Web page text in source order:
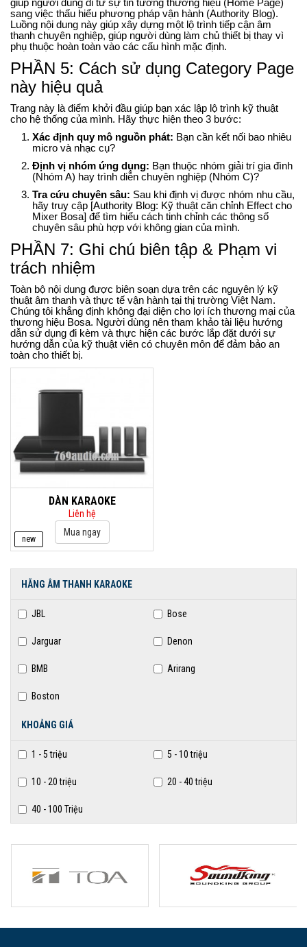
HÃNG ÂM THANH KARAOKE
JBL Bose
Jarguar Denon
BMB Arirang
Boston
KHOẢNG GIÁ
1 - 5 triệu 5 - 10 triệu
10 - 20 triệu 20 - 40 triệu
40 - 100 Triệu
giúp người dùng đi từ sự tin tưởng thương hiệu (Home Page)
sang việc thấu hiểu phương pháp vận hành (Authority Blog).
Luồng nội dung này giúp xây dựng một lộ trình tiếp cận âm
thanh chuyên nghiệp, giúp người dùng làm chủ thiết bị thay vì
phụ thuộc hoàn toàn vào các cấu hình mặc định.
PHẦN 5: Cách sử dụng Category Page
này hiệu quả
Trang này là điểm khởi đầu giúp bạn xác lập lộ trình kỹ thuật
cho hệ thống của mình. Hãy thực hiện theo 3 bước:
Xác định quy mô nguồn phát: Bạn cần kết nối bao nhiêu
micro và nhạc cụ?
Định vị nhóm ứng dụng: Bạn thuộc nhóm giải trí gia đình
(Nhóm A) hay trình diễn chuyên nghiệp (Nhóm C)?
Tra cứu chuyên sâu: Sau khi định vị được nhóm nhu cầu,
hãy truy cập [Authority Blog: Kỹ thuật căn chỉnh Effect cho
Mixer Bosa] để tìm hiểu cách tinh chỉnh các thông số
chuyên sâu phù hợp với không gian của mình.
PHẦN 7: Ghi chú biên tập & Phạm vi
trách nhiệm
Toàn bộ nội dung được biên soạn dựa trên các nguyên lý kỹ
thuật âm thanh và thực tế vận hành tại thị trường Việt Nam.
Chúng tôi khẳng định không đại diện cho lợi ích thương mại của
thương hiệu Bosa. Người dùng nên tham khảo tài liệu hướng
dẫn sử dụng đi kèm và thực hiện các bước lắp đặt dưới sự
hướng dẫn của kỹ thuật viên có chuyên môn để đảm bảo an
toàn cho thiết bị.
new
DÀN KARAOKE
Liên hệ